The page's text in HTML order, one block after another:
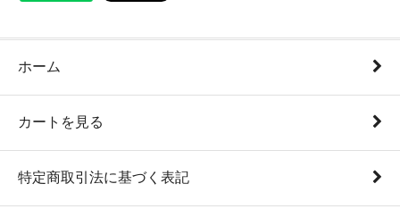
ホーム
カートを見る
特定商取引法に基づく表記